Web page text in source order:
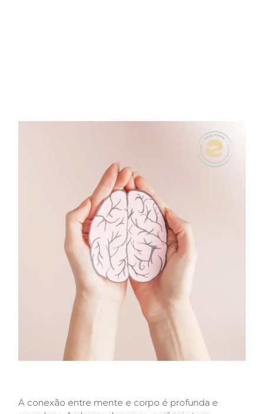
A conexão entre mente e corpo é profunda e